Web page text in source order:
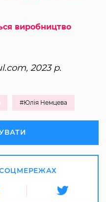
виробництво
2023 р.
#Юлія Немцева